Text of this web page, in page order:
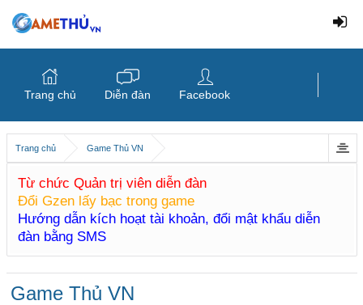
Trang chủ Game Thủ VN
Từ chức Quản trị viên diễn đàn
Đổi Gzen lấy bạc trong game
Hướng dẫn kích hoạt tài khoản, đổi mật khẩu diễn
đàn bằng SMS
Game Thủ VN
Trang chủ Diễn đàn Facebook